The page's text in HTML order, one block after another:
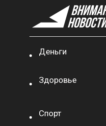
Деньги
Здоровье
Спорт